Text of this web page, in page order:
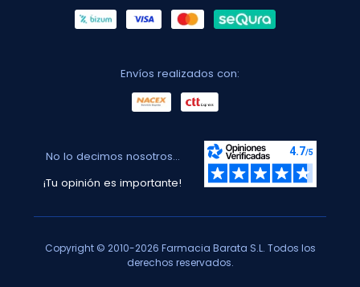
Envíos realizados con:
No lo decimos nosotros...
¡Tu opinión es importante!
Copyright © 2010-2026 Farmacia Barata S.L. Todos los
derechos reservados.